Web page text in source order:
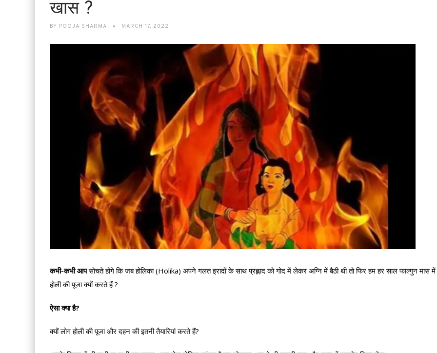
खास ?
BY POOJA SHARMA MARCH 17, 2022
कभी-कभी आपसोचते होंगे कि जब होलिका (Holika) अपने गलत इरादों के साथ प्रह्लाद को गोद में लेकर अग्नि में बैठी थी तो फिर हम हर साल फाल्गुन मास में
होली की पूजा क्यों करते हैं ?
ऐसा क्या है?
क्यों लोग होली की पूजा और दहन की इतनी तैयारियां करते हैं?